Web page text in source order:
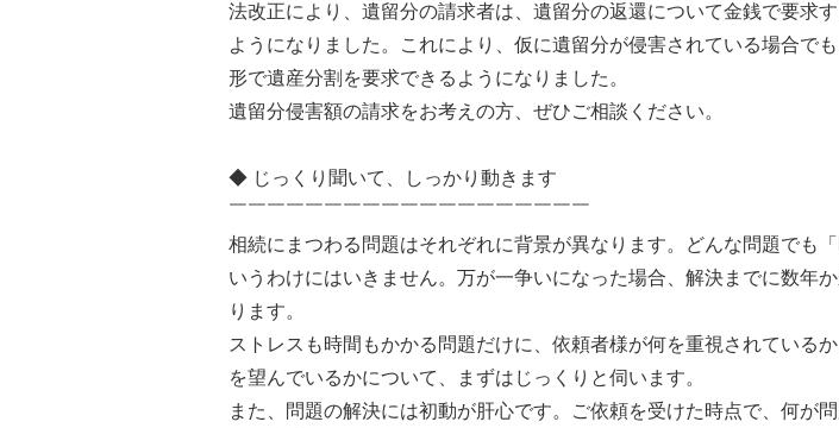
法改正により、遺留分の請求者は、遺留分の返還について金銭で要求
ようになりました。これにより、仮に遺留分が侵害されている場合で
形で遺産分割を要求できるようになりました。
遺留分侵害額の請求をお考えの方、ぜひご相談ください。
◆ じっくり聞いて、しっかり動きます
￣￣￣￣￣￣￣￣￣￣￣￣￣￣￣￣￣￣￣
相続にまつわる問題はそれぞれに背景が異なります。どんな問題でも
いうわけにはいきません。万が一争いになった場合、解決までに数年
ります。
ストレスも時間もかかる問題だけに、依頼者様が何を重視されている
を望んでいるかについて、まずはじっくりと伺います。
また、問題の解決には初動が肝心です。ご依頼を受けた時点で、何が